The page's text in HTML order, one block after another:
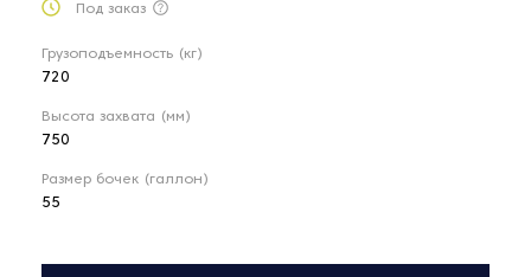
Под заказ
Грузоподъемность (кг)
720
Высота захвата (мм)
750
Размер бочек (галлон)
55